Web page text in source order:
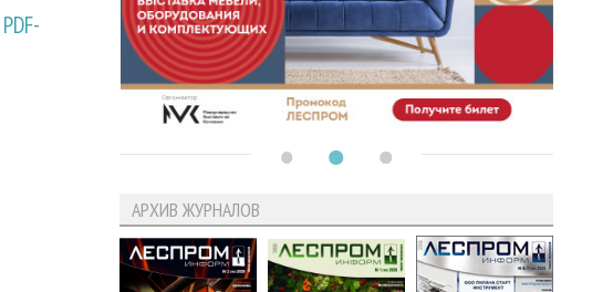
PDF-
АРХИВ ЖУРНАЛОВ